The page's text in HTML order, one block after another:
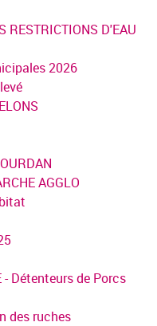
RESTRICTIONS D'EAU
2026
AGGLO
- Détenteurs de Porcs
des ruches